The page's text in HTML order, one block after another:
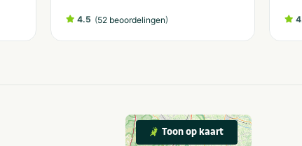
4.5 (52 beoordelingen)
Toon op kaart